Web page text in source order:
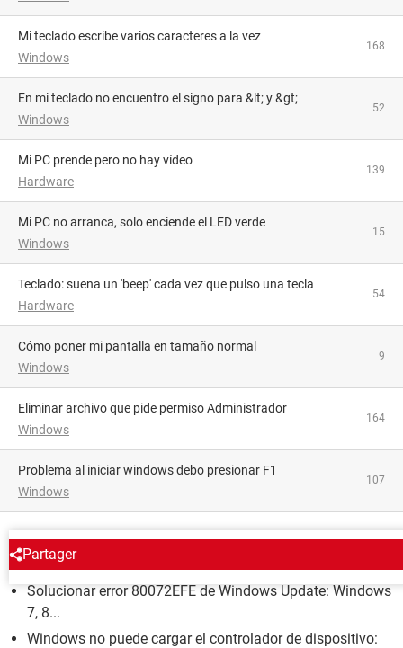
Mi teclado escribe varios caracteres a la vez
Windows
168
En mi teclado no encuentro el signo para &lt; y &gt;
Windows
52
Mi PC prende pero no hay vídeo
Hardware
139
Mi PC no arranca, solo enciende el LED verde
Windows
15
Teclado: suena un 'beep' cada vez que pulso una tecla
Hardware
54
Cómo poner mi pantalla en tamaño normal
Windows
9
Eliminar archivo que pide permiso Administrador
Windows
164
Problema al iniciar windows debo presionar F1
Windows
107
Partager
WINDOWS
Solucionar error 80072EFE de Windows Update: Windows
7, 8...
Windows no puede cargar el controlador de dispositivo: